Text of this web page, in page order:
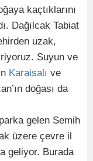
kaçtıklarını
Dağılcak Tabiat
uzak,
Suyun ve
Karaisalı ve
doğası da
gelen Semih
üzere çevre il
geliyor. Burada